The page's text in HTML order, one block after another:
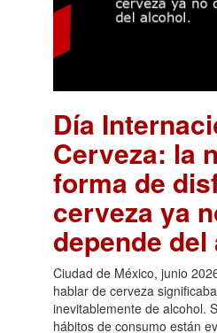
Día
Cerveza: la
forma de
cerveza ya
depende
Ciudad de México, junio
hablar de cerveza
inevitablemente de alcohol.
hábitos de consumo están